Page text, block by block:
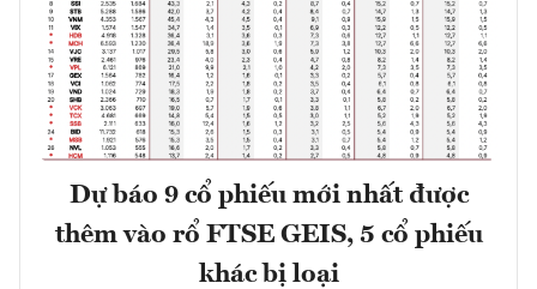
Dự báo 9 cổ phiếu mới nhất được
thêm vào rổ FTSE GEIS, 5 cổ phiếu
khác bị loại